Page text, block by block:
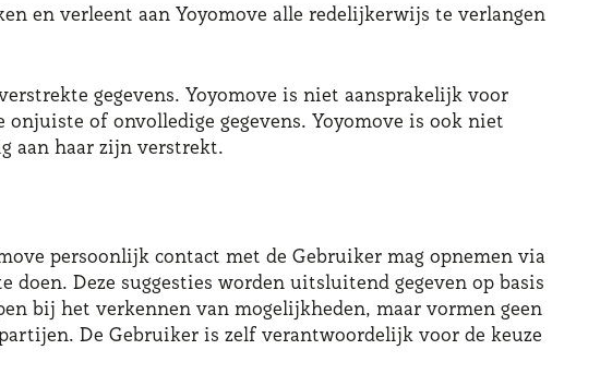
en verleent aan Yoyomove alle redelijkerwijs te verlangen
gegevens. Yoyomove is niet aansprakelijk voor
of onvolledige gegevens. Yoyomove is ook niet
aan haar zijn verstrekt.
persoonlijk contact met de Gebruiker mag opnemen via
Deze suggesties worden uitsluitend gegeven op basis
bij het verkennen van mogelijkheden, maar vormen geen
De Gebruiker is zelf verantwoordelijk voor de keuze